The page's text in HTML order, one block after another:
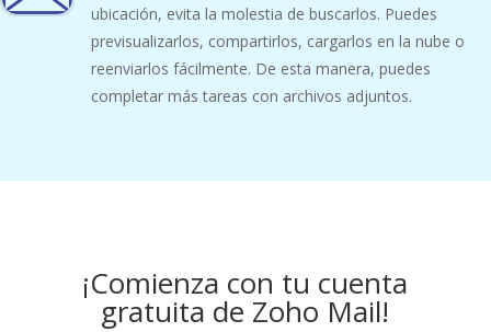
ubicación, evita la molestia de buscarlos. Puedes
previsualizarlos, compartirlos, cargarlos en la nube o
reenviarlos fácilmente. De esta manera, puedes
completar más tareas con archivos adjuntos.
¡Comienza con tu cuenta
gratuita de Zoho Mail!